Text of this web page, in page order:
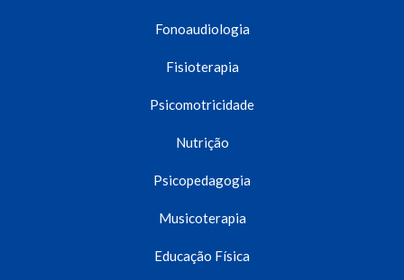
Fonoaudiologia
Fisioterapia
Psicomotricidade
Nutrição
Psicopedagogia
Musicoterapia
Educação Física